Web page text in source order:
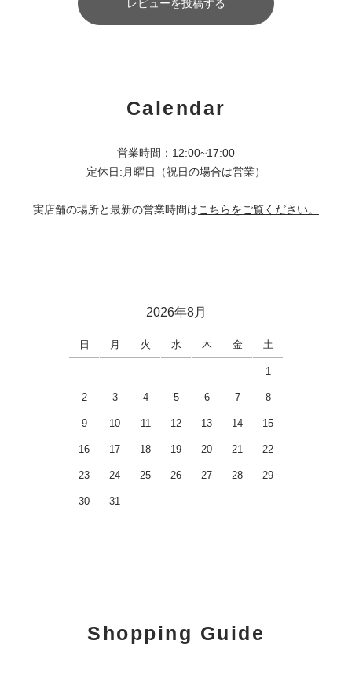
レビューを投稿する
Calendar
営業時間：12:00~17:00
定休日:月曜日（祝日の場合は営業）
実店舗の場所と最新の営業時間はこちらをご覧ください。
2026年8月
日 月 火 水 木 金 土
1
2 3 4 5 6 7 8
9 10 11 12 13 14 15
16 17 18 19 20 21 22
23 24 25 26 27 28 29
30 31
Shopping Guide